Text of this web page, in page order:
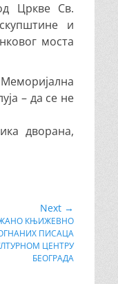
Цркве Св.
и
моста
– да се не
дворана,
Next →
КЊИЖЕВНО
ПИСАЦА
ЦЕНТРУ
БЕОГРАДА